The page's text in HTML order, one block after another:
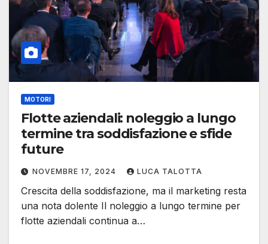
MOTORI
Flotte aziendali: noleggio a lungo
termine tra soddisfazione e sfide
future
NOVEMBRE 17, 2024 LUCA TALOTTA
Crescita della soddisfazione, ma il marketing resta
una nota dolente Il noleggio a lungo termine per
flotte aziendali continua a…